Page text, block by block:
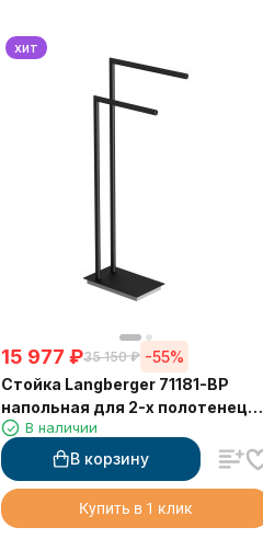
хит
15 977 ₽35 150 ₽ -55%
Стойка Langberger 71181-BP
напольная для 2-х полотенец
черная
В наличии
В корзину
Купить в 1 клик